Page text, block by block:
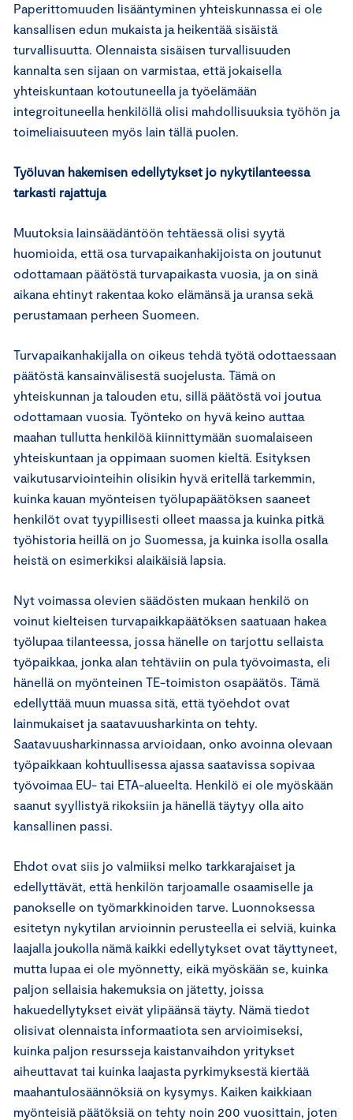
Paperittomuuden lisääntyminen yhteiskunnassa ei ole
kansallisen edun mukaista ja heikentää sisäistä
turvallisuutta. Olennaista sisäisen turvallisuuden
kannalta sen sijaan on varmistaa, että jokaisella
yhteiskuntaan kotoutuneella ja työelämään
integroituneella henkilöllä olisi mahdollisuuksia työhön ja
toimeliaisuuteen myös lain tällä puolen.
Työluvan hakemisen edellytykset jo nykytilanteessa
tarkasti rajattuja
Muutoksia lainsäädäntöön tehtäessä olisi syytä
huomioida, että osa turvapaikanhakijoista on joutunut
odottamaan päätöstä turvapaikasta vuosia, ja on sinä
aikana ehtinyt rakentaa koko elämänsä ja uransa sekä
perustamaan perheen Suomeen.
Turvapaikanhakijalla on oikeus tehdä työtä odottaessaan
päätöstä kansainvälisestä suojelusta. Tämä on
yhteiskunnan ja talouden etu, sillä päätöstä voi joutua
odottamaan vuosia. Työnteko on hyvä keino auttaa
maahan tullutta henkilöä kiinnittymään suomalaiseen
yhteiskuntaan ja oppimaan suomen kieltä. Esityksen
vaikutusarviointeihin olisikin hyvä eritellä tarkemmin,
kuinka kauan myönteisen työlupapäätöksen saaneet
henkilöt ovat tyypillisesti olleet maassa ja kuinka pitkä
työhistoria heillä on jo Suomessa, ja kuinka isolla osalla
heistä on esimerkiksi alaikäisiä lapsia.
Nyt voimassa olevien säädösten mukaan henkilö on
voinut kielteisen turvapaikkapäätöksen saatuaan hakea
työlupaa tilanteessa, jossa hänelle on tarjottu sellaista
työpaikkaa, jonka alan tehtäviin on pula työvoimasta, eli
hänellä on myönteinen TE-toimiston osapäätös. Tämä
edellyttää muun muassa sitä, että työehdot ovat
lainmukaiset ja saatavuusharkinta on tehty.
Saatavuusharkinnassa arvioidaan, onko avoinna olevaan
työpaikkaan kohtuullisessa ajassa saatavissa sopivaa
työvoimaa EU- tai ETA-alueelta. Henkilö ei ole myöskään
saanut syyllistyä rikoksiin ja hänellä täytyy olla aito
kansallinen passi.
Ehdot ovat siis jo valmiiksi melko tarkkarajaiset ja
edellyttävät, että henkilön tarjoamalle osaamiselle ja
panokselle on työmarkkinoiden tarve. Luonnoksessa
esitetyn nykytilan arvioinnin perusteella ei selviä, kuinka
laajalla joukolla nämä kaikki edellytykset ovat täyttyneet,
mutta lupaa ei ole myönnetty, eikä myöskään se, kuinka
paljon sellaisia hakemuksia on jätetty, joissa
hakuedellytykset eivät ylipäänsä täyty. Nämä tiedot
olisivat olennaista informaatiota sen arvioimiseksi,
kuinka paljon resursseja kaistanvaihdon yritykset
aiheuttavat tai kuinka laajasta pyrkimyksestä kiertää
maahantulosäännöksiä on kysymys. Kaiken kaikkiaan
myönteisiä päätöksiä on tehty noin 200 vuosittain, joten